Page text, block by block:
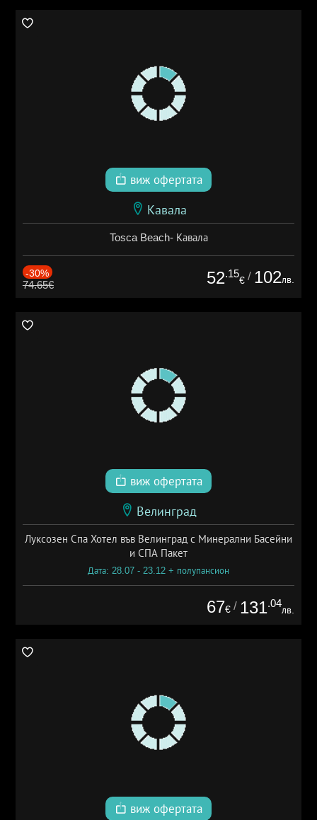
виж офертата
Кавала
Tosca Beach- Кавала
-30%
74.65€ 52.15
€ / 102лв.
виж офертата
Велинград
Луксозен Спа Хотел във Велинград с Минерални Басейни
и СПА Пакет
Дата: 28.07 - 23.12 + полупансион
67€ / 131.04
лв.
виж офертата